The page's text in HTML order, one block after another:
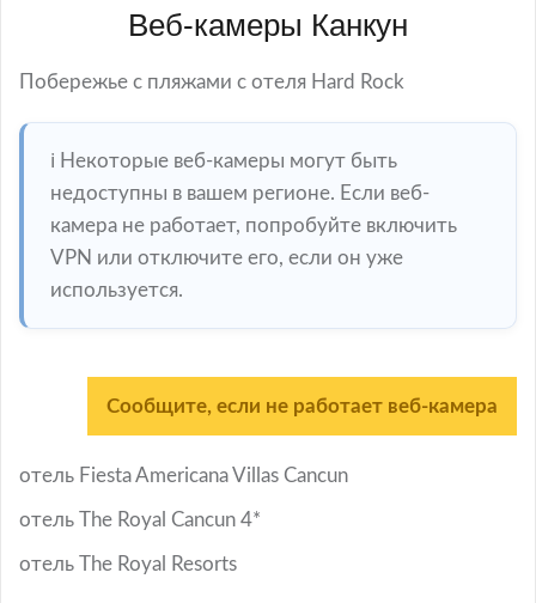
Веб-камеры Канкун
Побережье с пляжами с отеля Hard Rock
ℹ️ Некоторые веб-камеры могут быть
недоступны в вашем регионе. Если веб-
камера не работает, попробуйте включить
VPN или отключите его, если он уже
используется.
Сообщите, если не работает веб-камера
отель Fiesta Americana Villas Cancun
отель The Royal Cancun 4*
отель The Royal Resorts